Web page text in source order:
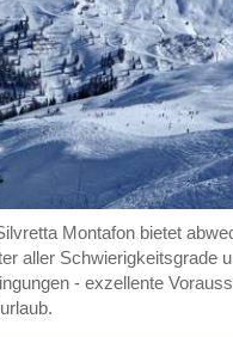
Montafon bietet
aller Schwierigkeitsgrade
- exzellente